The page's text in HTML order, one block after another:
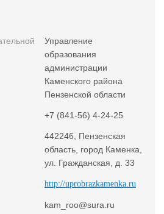
Управление
образования
администрации
Каменского района
Пензенской области
+7 (841-56) 4-24-25
442246, Пензенская
область, город Каменка,
ул. Гражданская, д. 33
http://uprobrazkamenka.ru
kam_roo@sura.ru